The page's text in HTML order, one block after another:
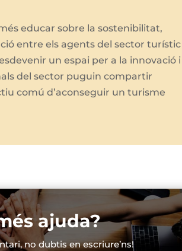
educar sobre la sostenibilitat,
entre els agents del sector turístic
un espai per a la innovació i
del sector puguin compartir
comú d’aconseguir un turisme
ajuda?
no dubtis en escriure’ns!